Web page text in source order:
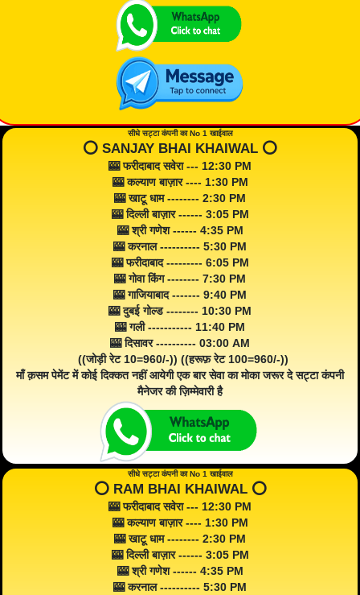
सीधे सट्टा कंपनी का No 1 खाईवाल
⭕️ SANJAY BHAI KHAIWAL ⭕️
🎰 फरीदाबाद सवेरा --- 12:30 PM
🎰 कल्याण बाज़ार ---- 1:30 PM
🎰 खाटू धाम -------- 2:30 PM
🎰 दिल्ली बाज़ार ------ 3:05 PM
🎰 श्री गणेश ------ 4:35 PM
🎰 करनाल ---------- 5:30 PM
🎰 फरीदाबाद --------- 6:05 PM
🎰 गोवा किंग -------- 7:30 PM
🎰 गाजियाबाद ------- 9:40 PM
🎰 दुबई गोल्ड -------- 10:30 PM
🎰 गली ----------- 11:40 PM
🎰 दिसावर ---------- 03:00 AM
((जोड़ी रेट 10=960/-)) ((हरूफ़ रेट 100=960/-))
माँ क़सम पेमेंट में कोई दिक्कत नहीं आयेगी एक बार सेवा का मोका जरूर दे सट्टा कंपनी
मैनेजर की ज़िम्मेवारी है
सीधे सट्टा कंपनी का No 1 खाईवाल
⭕️ RAM BHAI KHAIWAL ⭕️
🎰 फरीदाबाद सवेरा --- 12:30 PM
🎰 कल्याण बाज़ार ---- 1:30 PM
🎰 खाटू धाम -------- 2:30 PM
🎰 दिल्ली बाज़ार ------ 3:05 PM
🎰 श्री गणेश ------ 4:35 PM
🎰 करनाल ---------- 5:30 PM